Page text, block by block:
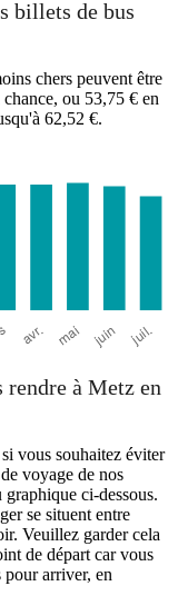
billets de bus
chers peuvent être
ou 53,75 € en
62,52 €.
à Metz en
vous souhaitez éviter
voyage de nos
ci-dessous.
se situent entre
Veuillez garder cela
de départ car vous
arriver, en